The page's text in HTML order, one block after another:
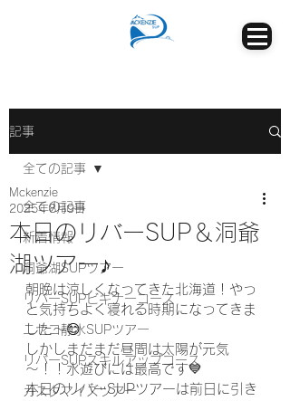
記事
全ての記事
新着情報
洞爺湖SUPツアー
リバーSUPビギナーコース
ニセコ静水SUPツアー
リバーSUPスキルアップコース
カスタマイズツアー
全ての記事
本日のリバーSUP＆洞爺
湖ツアー♪
Mckenzie
2025年8月9日
朝晩は涼しくなってきた北海道！やっ
と気持ちよく寝れる時期になってきま
した～😊
しかしまだまだ昼間は太陽が元気
～！！水遊びには最高です💙
本日のリバーSUPツアーは前日に引き